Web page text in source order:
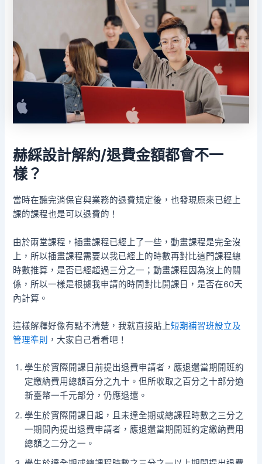
赫綵設計解約/退費金額都會不一
樣？
當時在聽完消保官與業務的退費規定後，也發現原來已經上
課的課程也是可以退費的！
由於兩堂課程，插畫課程已經上了一些，動畫課程是完全沒
上，所以插畫課程需要以我已經上的時數再對比這門課程總
時數推算，是否已經超過三分之一；動畫課程因為沒上的關
係，所以一樣是根據我申請的時間對比開課日，是否在60天
內計算。
這樣解釋好像有點不清楚，我就直接貼上短期補習班設立及
管理準則
，大家自己看看吧！
學生於實際開課日前提出退費申請者，應退還當期開班約
定繳納費用總額百分之九十。但所收取之百分之十部分逾
新臺幣一千元部分，仍應退還。
學生於實際開課日起，且未達全期或總課程時數之三分之
一期間內提出退費申請者，應退還當期開班約定繳納費用
總額之二分之一。